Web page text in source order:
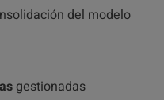
del modelo
gestionadas